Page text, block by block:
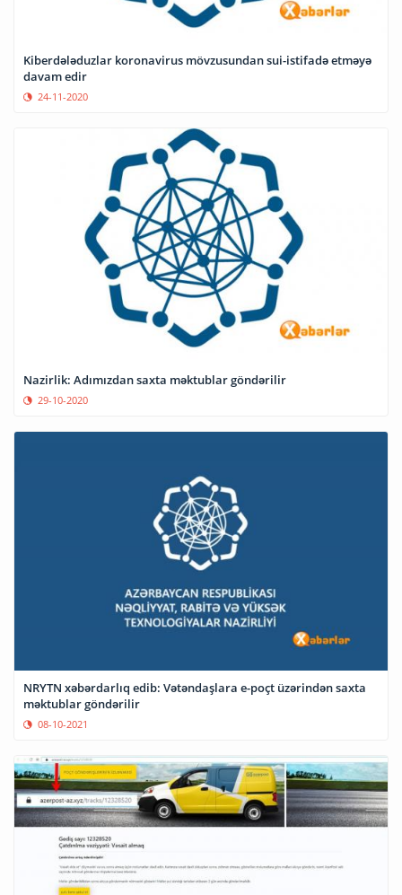
Kiberdələduzlar koronavirus mövzusundan sui-istifadə etməyə
davam edir
24-11-2020
Nazirlik: Adımızdan saxta məktublar göndərilir
29-10-2020
NRYTN xəbərdarlıq edib: Vətəndaşlara e-poçt üzərindən saxta
məktublar göndərilir
08-10-2021